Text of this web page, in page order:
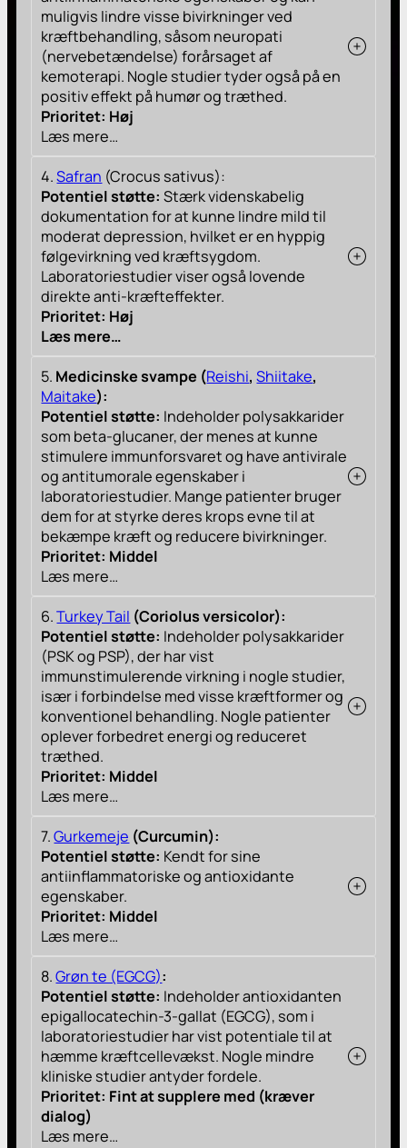
muligvis lindre visse bivirkninger ved
kræftbehandling, såsom neuropati
(nervebetændelse) forårsaget af
kemoterapi. Nogle studier tyder også på en
positiv effekt på humør og træthed.
Prioritet: Høj
Læs mere…
4.Safran (Crocus sativus):
Potentiel støtte: Stærk videnskabelig
dokumentation for at kunne lindre mild til
moderat depression, hvilket er en hyppig
følgevirkning ved kræftsygdom.
Laboratoriestudier viser også lovende
direkte anti-kræfteffekter.
Prioritet: Høj
Læs mere…
5. Medicinske svampe (Reishi,Shiitake,
Maitake):
Potentiel støtte: Indeholder polysakkarider
som beta-glucaner, der menes at kunne
stimulere immunforsvaret og have antivirale
og antitumorale egenskaber i
laboratoriestudier. Mange patienter bruger
dem for at styrke deres krops evne til at
bekæmpe kræft og reducere bivirkninger.
Prioritet: Middel
Læs mere…
6.Turkey Tail (Coriolus versicolor):
Potentiel støtte: Indeholder polysakkarider
(PSK og PSP), der har vist
immunstimulerende virkning i nogle studier,
især i forbindelse med visse kræftformer og
konventionel behandling. Nogle patienter
oplever forbedret energi og reduceret
træthed.
Prioritet: Middel
Læs mere…
7.Gurkemeje (Curcumin):
Potentiel støtte: Kendt for sine
antiinflammatoriske og antioxidante
egenskaber.
Prioritet: Middel
Læs mere…
8.Grøn te (EGCG):
Potentiel støtte: Indeholder antioxidanten
epigallocatechin-3-gallat (EGCG), som i
laboratoriestudier har vist potentiale til at
hæmme kræftcellevækst. Nogle mindre
kliniske studier antyder fordele.
Prioritet: Fint at supplere med (kræver
dialog)
Læs mere…